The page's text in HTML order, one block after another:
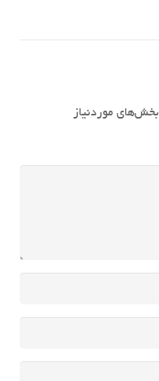
بخش‌های موردنیاز